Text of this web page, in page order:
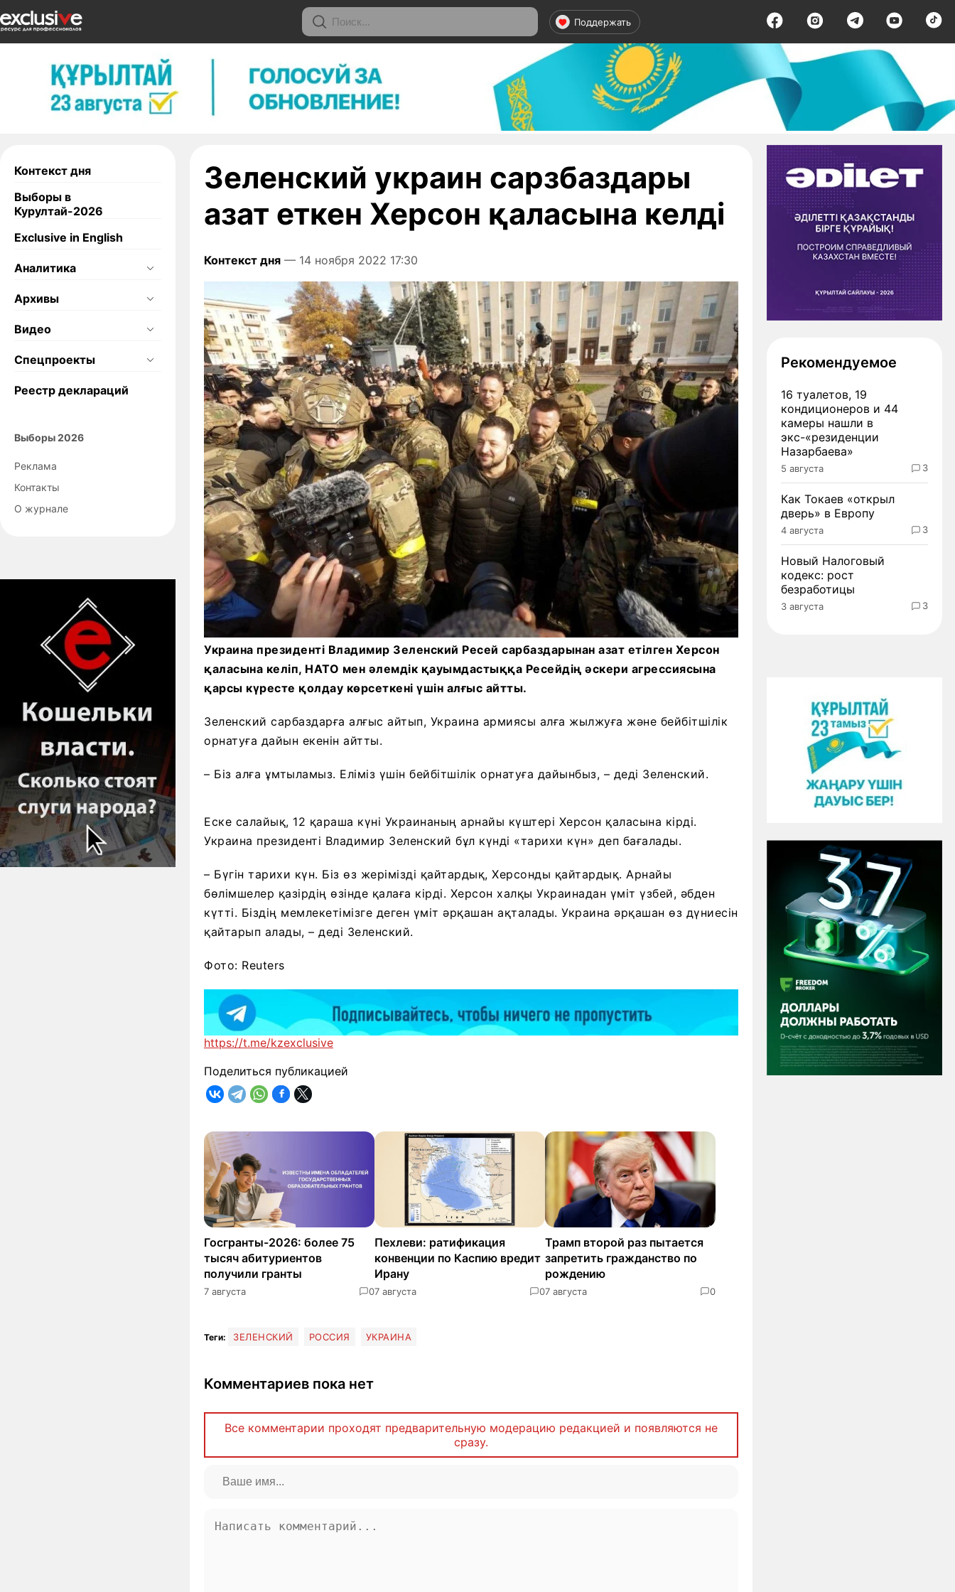
Поддержать
Контекст дня
Выборы в
Курултай-2026
Exclusive in English
Аналитика
Архивы
Видео
Спецпроекты
Реестр деклараций
Выборы 2026
Реклама
Контакты
О журнале
Зеленский украин сарзбаздары
азат еткен Херсон қаласына келді
Контекст дня — 14 ноября 2022 17:30
Украина президенті Владимир Зеленский Ресей сарбаздарынан азат етілген Херсон
қаласына келіп, НАТО мен әлемдік қауымдастыққа Ресейдің әскери агрессиясына
қарсы күресте қолдау көрсеткені үшін алғыс айтты.
Зеленский сарбаздарға алғыс айтып, Украина армиясы алға жылжуға және бейбітшілік
орнатуға дайын екенін айтты.
– Біз алға ұмтыламыз. Еліміз үшін бейбітшілік орнатуға дайынбыз, – деді Зеленский.
Еске салайық, 12 қараша күні Украинаның арнайы күштері Херсон қаласына кірді.
Украина президенті Владимир Зеленский бұл күнді «тарихи күн» деп бағалады.
– Бүгін тарихи күн. Біз өз жерімізді қайтардық, Херсонды қайтардық. Арнайы
бөлімшелер қазірдің өзінде қалаға кірді. Херсон халқы Украинадан үміт үзбей, әбден
күтті. Біздің мемлекетімізге деген үміт әрқашан ақталады. Украина әрқашан өз дүниесін
қайтарып алады, – деді Зеленский.
Фото: Reuters
https://t.me/kzexclusive
Поделиться публикацией
Госгранты-2026: более 75
тысяч абитуриентов
получили гранты
7 августа 0
Пехлеви: ратификация
конвенции по Каспию вредит
Ирану
7 августа 0
Трамп второй раз пытается
запретить гражданство по
рождению
7 августа 0
Теги: ЗЕЛЕНСКИЙ РОССИЯ УКРАИНА
Комментариев пока нет
Все комментарии проходят предварительную модерацию редакцией и появляются не
сразу.
Рекомендуемое
16 туалетов, 19
кондиционеров и 44
камеры нашли в
экс-«резиденции
Назарбаева»
5 августа 3
Как Токаев «открыл
дверь» в Европу
4 августа 3
Новый Налоговый
кодекс: рост
безработицы
3 августа 3